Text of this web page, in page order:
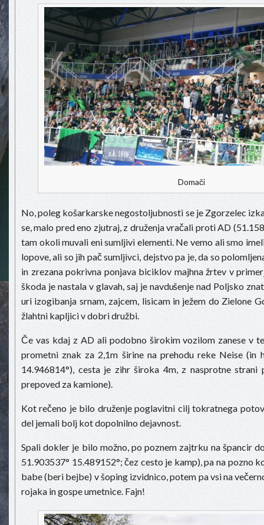
Domači
No, poleg košarkarske negostoljubnosti se je Zgorzelec
se, malo pred eno zjutraj, z druženja vračali proti AD
tam okoli muvali eni sumljivi elementi. Ne vemo ali smo
lopove, ali so jih pač sumljivci, dejstvo pa je, da so
in zrezana pokrivna ponjava biciklov majhna žrtev v
škoda je nastala v glavah, saj je navdušenje nad Poljsko
uri izogibanja srnam, zajcem, lisicam in ježem do Zielone
žlahtni kapljici v dobri družbi.
Če vas kdaj z AD ali podobno širokim vozilom zanese v
prometni znak za 2,1m širine na prehodu reke Neise (in
14.946814°), cesta je zihr široka 4m, z nasprotne strani
prepoved za kamione).
Kot rečeno je bilo druženje poglavitni cilj tokratnega
del jemali bolj kot dopolnilno dejavnost.
Spali dokler je bilo možno, po poznem zajtrku na špancir
51.903537° 15.489152°; čez cesto je kamp), pa na pozno
babe (beri bejbe) v šoping izvidnico, potem pa vsi na
rojaka in gospe umetnice. Fajn!